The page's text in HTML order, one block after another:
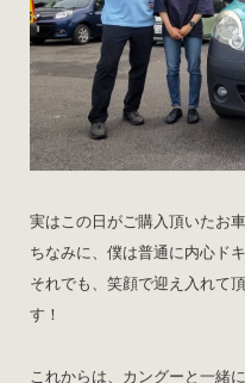
実はこの日がご購入頂いたお
ちなみに、僕は普通に内心ド
それでも、笑顔で迎え入れて
す！
これからは、カングーと一緒